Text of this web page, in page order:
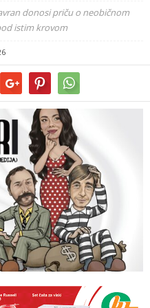
donosi priču o neobičnom
istim krovom